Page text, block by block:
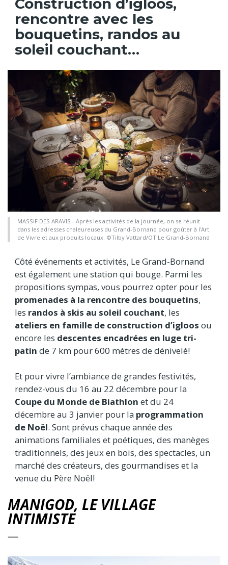
rencontre avec les
bouquetins, randos au
soleil couchant…
MASSIF DES ARAVIS - Après les activités de la journée, on se réunit
dans les adresses chaleureuses du Grand-Bornand pour goûter à l'Art
de Vivre et aux produits locaux. ©Tilby Vattard/OT Le Grand-Bornand
Côté événements et activités, Le Grand-Bornand
est également une station qui bouge. Parmi les
propositions sympas, vous pourrez opter pour les
promenades à la rencontre des bouquetins,
les randos à skis au soleil couchant, les
ateliers en famille de construction d’igloos ou
encore les descentes encadrées en luge tri-
patin de 7 km pour 600 mètres de dénivelé!
Et pour vivre l’ambiance de grandes festivités,
rendez-vous du 16 au 22 décembre pour la
Coupe du Monde de Biathlon et du 24
décembre au 3 janvier pour la programmation
de Noël. Sont prévus chaque année des
animations familiales et poétiques, des manèges
traditionnels, des jeux en bois, des spectacles, un
marché des créateurs, des gourmandises et la
venue du Père Noël!
MANIGOD, LE VILLAGE
INTIMISTE